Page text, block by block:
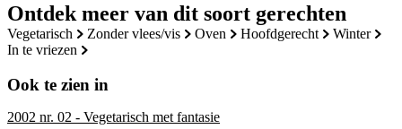
Ontdek meer van dit soort gerechten
vegetarisch zonder vlees/vis oven hoofdgerecht
winter
in te vriezen
Ook te zien in
2002 nr. 02 - Vegetarisch met fantasie